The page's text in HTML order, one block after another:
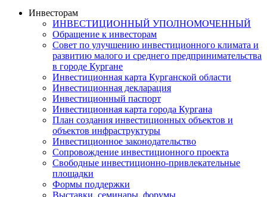
Инвесторам
ИНВЕСТИЦИОННЫЙ УПОЛНОМОЧЕННЫЙ
Обращение к инвесторам
Совет по улучшению инвестиционного климата и
развитию малого и среднего предпринимательства
в городе Кургане
Инвестиционная карта Курганской области
Инвестиционная декларация
Инвестиционный паспорт
Инвестиционная карта города Кургана
План создания инвестиционных объектов и
объектов инфраструктуры
Инвестиционное законодательство
Сопровождение инвестиционного проекта
Свободные инвестиционно-привлекательные
площадки
Формы поддержки
Выставки, семинары, форумы